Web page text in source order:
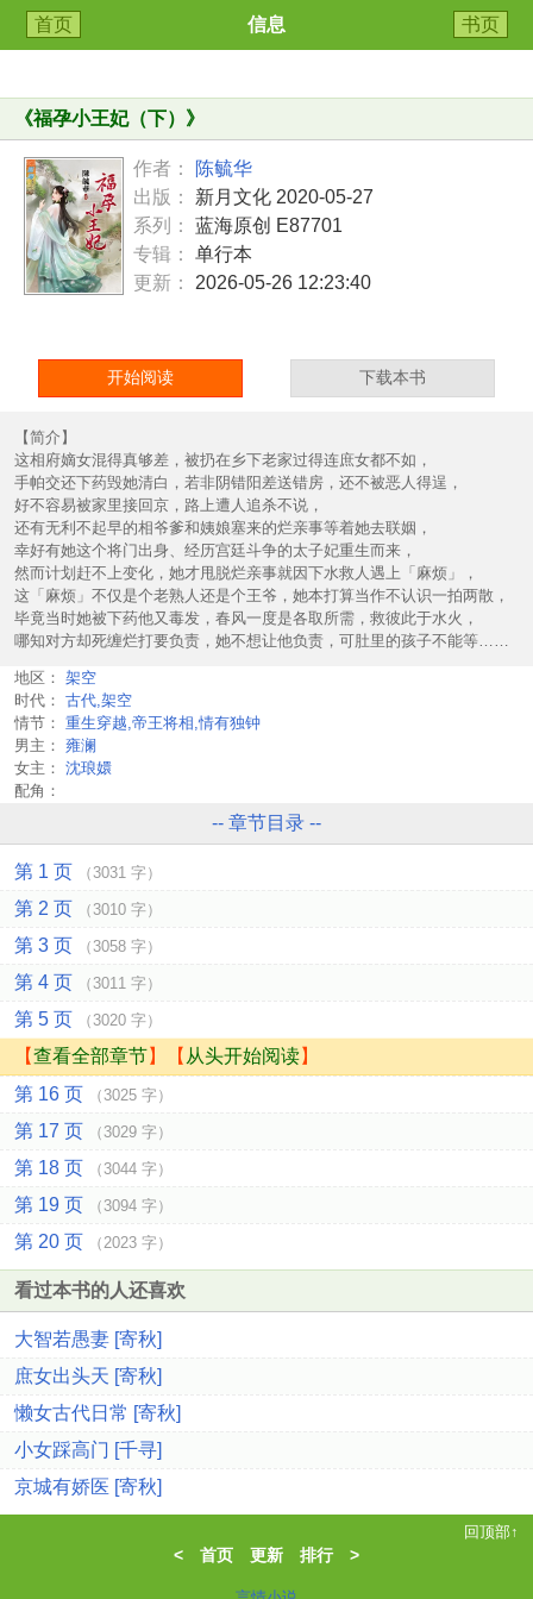
首页 信息 书页
《福孕小王妃（下） 》
作者：
陈毓华
出版：
新月文化 2020-05-27
系列：
蓝海原创 E87701
专辑：
单行本
更新：
2026-05-26 12:23:40
开始阅读 下载本书
【简介】
这相府嫡女混得真够差，被扔在乡下老家过得连庶女都不如，
手帕交还下药毁她清白，若非阴错阳差送错房，还不被恶人得逞，
好不容易被家里接回京，路上遭人追杀不说，
还有无利不起早的相爷爹和姨娘塞来的烂亲事等着她去联姻，
幸好有她这个将门出身、经历宫廷斗争的太子妃重生而来，
然而计划赶不上变化，她才甩脱烂亲事就因下水救人遇上「麻烦」，
这「麻烦」不仅是个老熟人还是个王爷，她本打算当作不认识一拍两散，
毕竟当时她被下药他又毒发，春风一度是各取所需，救彼此于水火，
哪知对方却死缠烂打要负责，她不想让他负责，可肚里的孩子不能等……
地区： 架空
时代： 古代,架空
情节： 重生穿越,帝王将相,情有独钟
男主： 雍澜
女主： 沈琅嬛
配角：
-- 章节目录 --
第 1 页 （3031 字）
第 2 页 （3010 字）
第 3 页 （3058 字）
第 4 页 （3011 字）
第 5 页 （3020 字）
【查看全部章节】【 从头开始阅读】
第 16 页
（3025 字）
第 17 页 （3029 字）
第 18 页 （3044 字）
第 19 页 （3094 字）
第 20 页 （2023 字）
看过本书的人还喜欢
大智若愚妻 [寄秋]
庶女出头天 [寄秋]
懒女古代日常 [寄秋]
小女踩高门 [千寻]
京城有娇医 [寄秋]
回顶部↑
< 首页 更新 排行>